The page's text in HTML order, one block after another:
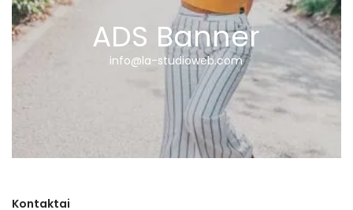
ADS Banner
info@la-studioweb.com
Kontaktai